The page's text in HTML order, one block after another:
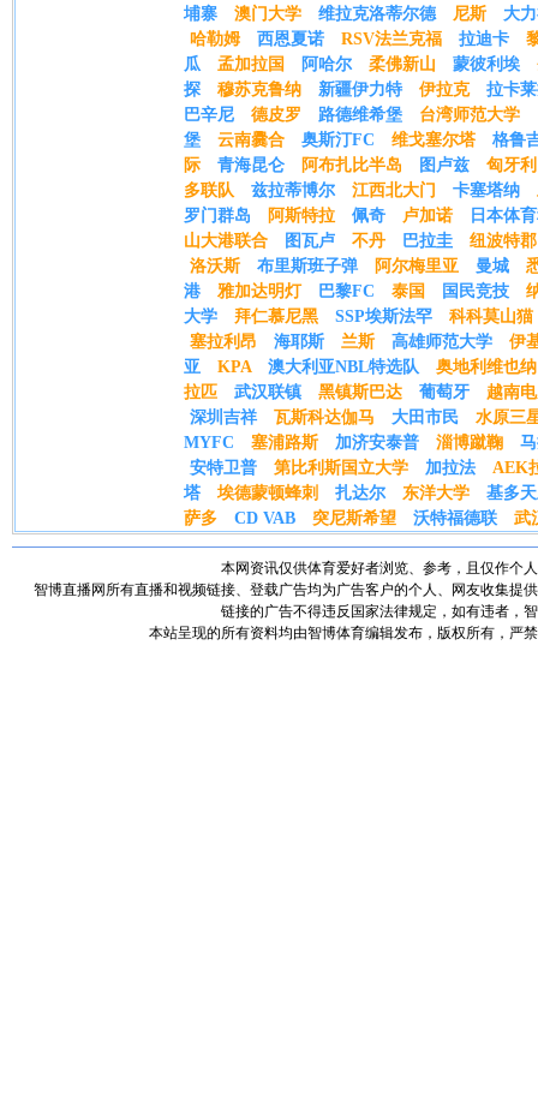
埔寨
澳门大学 维拉克洛蒂尔德 尼斯
大
哈勒姆
西恩夏诺 RSV法兰克福 拉迪卡
瓜
孟加拉国 阿哈尔 柔佛新山 蒙彼利埃
探
穆苏克鲁纳 新疆伊力特 伊拉克
拉卡
巴辛尼
德皮罗 路德维希堡 台湾师范大学
堡
云南爨合 奥斯汀FC 维戈塞尔塔
格鲁
际
青海昆仑 阿布扎比半岛 图卢兹
匈牙利
多联队
兹拉蒂博尔 江西北大门 卡塞塔纳
罗门群岛
阿斯特拉 佩奇 卢加诺
日本体
山大港联合
图瓦卢 不丹 巴拉圭
纽波特郡
洛沃斯
布里斯班子弹 阿尔梅里亚 曼城
港
雅加达明灯 巴黎FC 泰国 国民竞技
大学
拜仁慕尼黑 SSP埃斯法罕
科科莫山猫
塞拉利昂
海耶斯 兰斯 高雄师范大学
伊
亚
KPA 澳大利亚NBL特选队
奥地利维也纳
拉匹
武汉联镇 黑镇斯巴达 葡萄牙
越南
深圳吉祥
瓦斯科达伽马 大田市民
水原三
MYFC
塞浦路斯 加济安泰普 淄博蹴鞠
安特卫普
第比利斯国立大学 加拉法
AEK
塔
埃德蒙顿蜂刺 扎达尔 东洋大学
基多
萨多
CD VAB 突尼斯希望 沃特福德联 武
本网资讯仅供体育爱好者浏览、参考，且仅作个
智博直播网所有直播和视频链接、登载广告均为广告客户的个人、网友收集提
链接的广告不得违反国家法律规定，如有违者，
本站呈现的所有资料均由智博体育编辑发布，版权所有，严